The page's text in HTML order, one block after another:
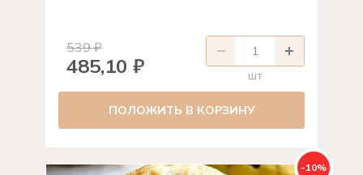
539 ₽
485,10 ₽ шт
ПОЛОЖИТЬ В КОРЗИНУ
-10%